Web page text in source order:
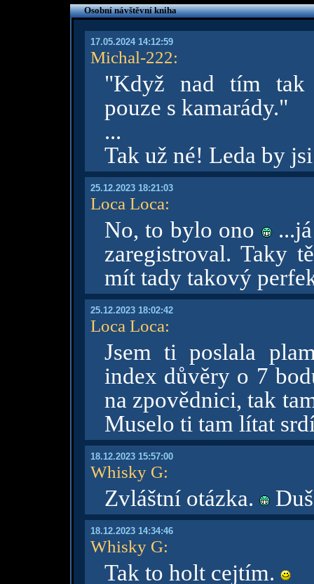
Osobní návštěvní kniha
17.05.2024 14:12:59
Michal-222:
"Když nad tím tak
pouze s kamarády."
...
Tak už né! Leda by
25.12.2023 18:21:03
Loca Loca:
No, to bylo ono
...já
zaregistroval. Taky
mít tady takový
25.12.2023 18:02:42
Loca Loca:
Jsem ti poslala
index důvěry o 7
na zpovědnici, tak
Muselo ti tam lítat
18.12.2023 15:57:00
Whisky G:
Zvláštní otázka.
18.12.2023 14:34:46
Whisky G:
Tak to holt cejtím.